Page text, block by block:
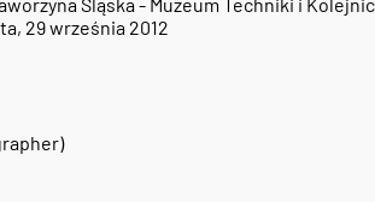
Śląska - Muzeum Techniki i
29 września 2012